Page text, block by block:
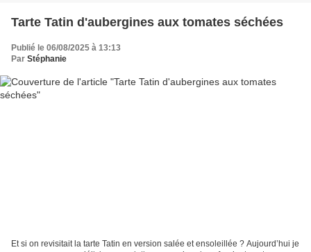
Tarte Tatin d'aubergines aux tomates séchées
Publié le 06/08/2025 à 13:13
Par Stéphanie
Et si on revisitait la tarte Tatin en version salée et ensoleillée ? Aujourd’hui je